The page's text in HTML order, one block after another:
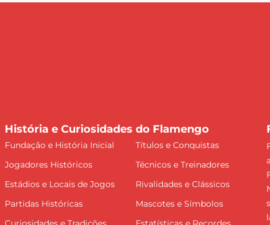
História e Curiosidades do Flamengo
Fundação e História Inicial
Títulos e Conquistas
Jogadores Históricos
Técnicos e Treinadores
Estádios e Locais de Jogos
Rivalidades e Clássicos
Partidas Históricas
Mascotes e Símbolos